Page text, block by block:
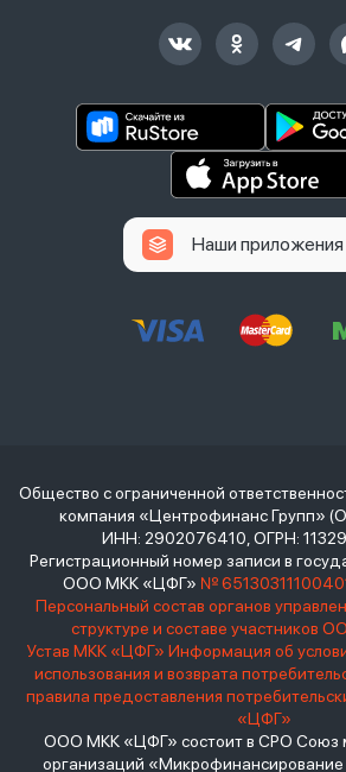
Наши приложения
Общество с ограниченной
компания «Центрофинанс Групп»
ИНН: 2902076410, ОГРН:
Регистрационный номер записи в
ООО МКК «ЦФГ» №
Персональный состав органов
структуре и составе участников
Устав МКК «ЦФГ» Информация об
использования и возврата
правила предоставления
«ЦФГ»
ООО МКК «ЦФГ» состоит в СРО Союз
организаций «Микрофинансирование